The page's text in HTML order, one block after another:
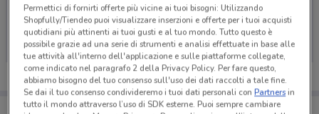
Ci dispiace, al momento non abbiamo pubblicato
volantini nella tua zona. Riprova più tardi.
Porta DoveConviene sempre con te!
Permettici di fornirti offerte più vicine ai tuoi bisogni: Utilizzando
Shopfully/Tiendeo puoi visualizzare inserzioni e offerte per i tuoi acquisti
quotidiani più attinenti ai tuoi gusti e al tuo mondo. Tutto questo è
possibile grazie ad una serie di strumenti e analisi effettuate in base alle
tue attività all'interno dell'applicazione e sulle piattaforme collegate,
come indicato nel paragrafo 2 della Privacy Policy. Per fare questo,
abbiamo bisogno del tuo consenso sull'uso dei dati raccolti a tale fine.
Se dai il tuo consenso condivideremo i tuoi dati personali conPartnersin
tutto il mondo attraverso l’uso di SDK esterne. Puoi sempre cambiare